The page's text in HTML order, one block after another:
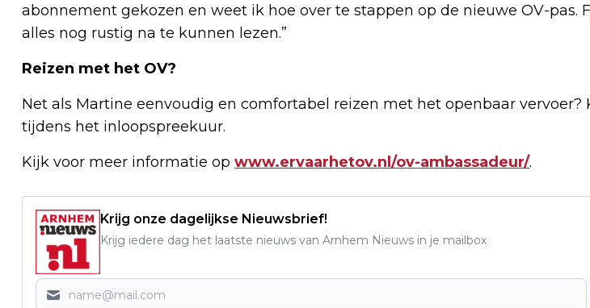
abonnement gekozen en weet ik hoe over te stappen op de nieuwe OV-pas.
alles nog rustig na te kunnen lezen.”
Reizen met het OV?
Net als Martine eenvoudig en comfortabel reizen met het openbaar vervoer?
tijdens het inloopspreekuur.
Kijk voor meer informatie op www.ervaarhetov.nl/ov-ambassadeur/.
Krijg onze dagelijkse Nieuwsbrief!
Krijg iedere dag het laatste nieuws van Arnhem Nieuws in je mailbox